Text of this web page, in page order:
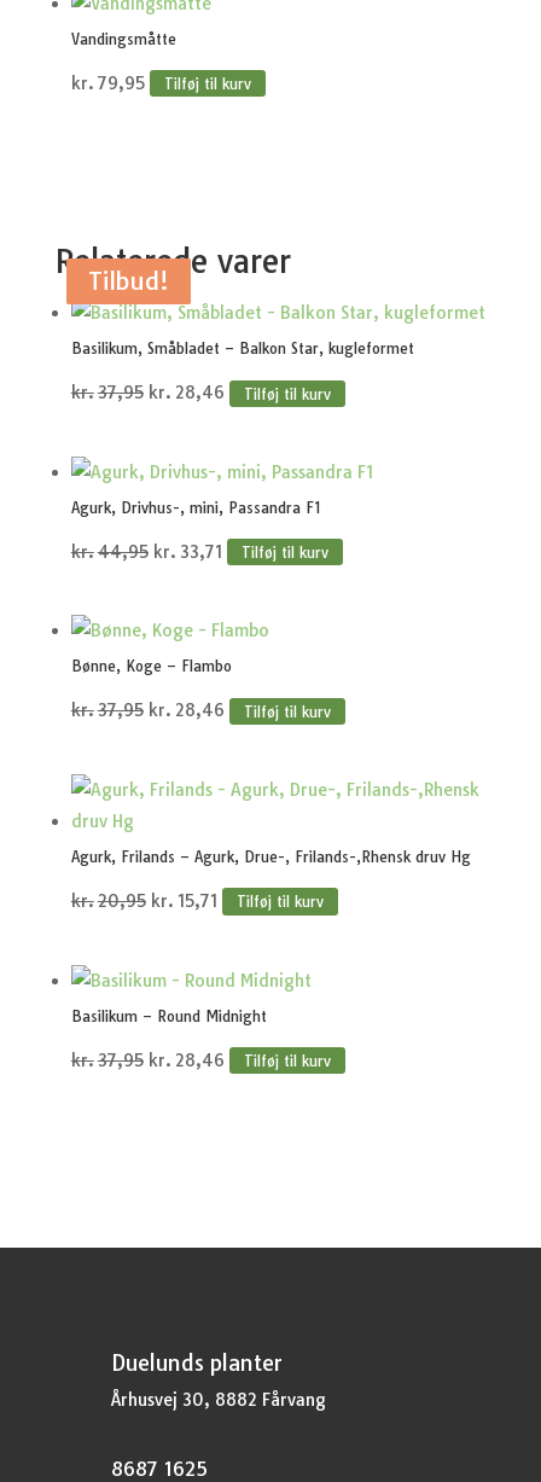
Vandingsmåtte
kr. 79,95 Tilføj til kurv
Relaterede varer
Tilbud!
Basilikum, Småbladet – Balkon Star, kugleformet
kr.37,95 Den
var:
kr.37,95.
kr. 28,46Den
er:
kr.28,46.
Tilføj til kurv
Tilbud!
Agurk, Drivhus-, mini, Passandra F1
kr.44,95 Den
var:
kr.44,95.
kr. 33,71Den
kr.33,71.
Tilføj til kurv
Tilbud!
Bønne, Koge – Flambo
kr.37,95 Den
kr. 28,46Den
er:
Tilføj til kurv
Tilbud!
Agurk, Frilands – Agurk, Drue-, Frilands-,Rhensk druv Hg
kr.20,95 Den
var:
kr.20,95.
kr. 15,71Den
er:
kr.15,71.
Tilføj til kurv
Tilbud!
Basilikum – Round Midnight
kr.37,95 Den
kr. 28,46DenTilføj til kurv
Duelunds planter
Århusvej 30, 8882 Fårvang
8687 1625